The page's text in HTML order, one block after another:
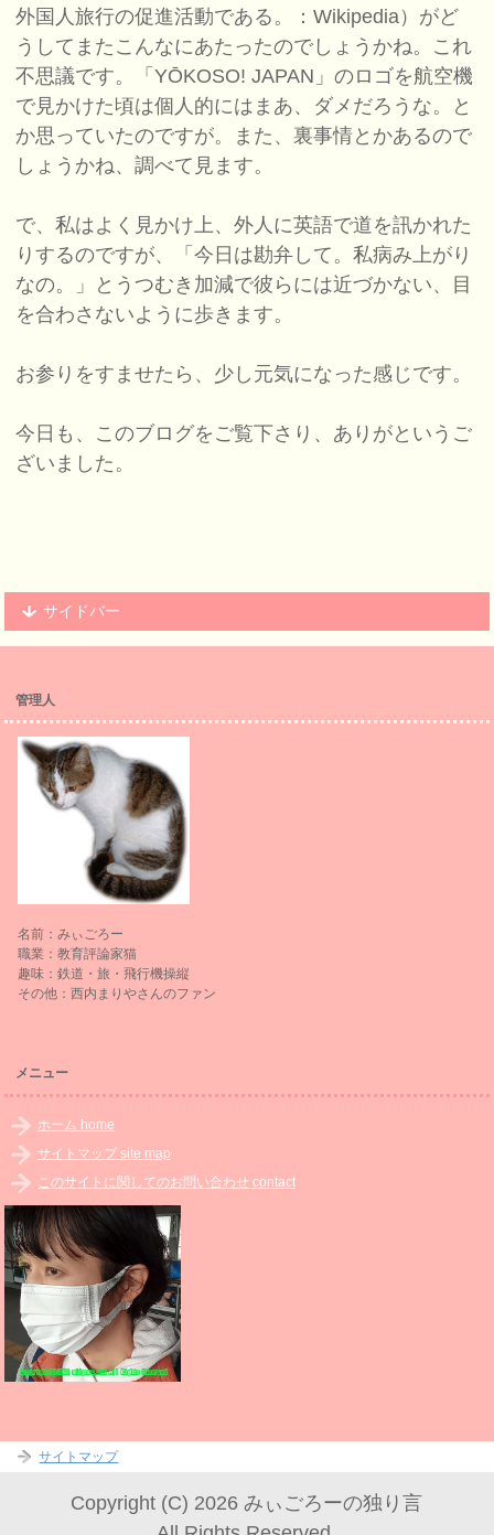
外国人旅行の促進活動である。：Wikipedia）がど
うしてまたこんなにあたったのでしょうかね。これ
不思議です。「YŌKOSO! JAPAN」のロゴを航空機
で見かけた頃は個人的にはまあ、ダメだろうな。と
か思っていたのですが。また、裏事情とかあるので
しょうかね、調べて見ます。
で、私はよく見かけ上、外人に英語で道を訊かれた
りするのですが、「今日は勘弁して。私病み上がり
なの。」とうつむき加減で彼らには近づかない、目
を合わさないように歩きます。
お参りをすませたら、少し元気になった感じです。
今日も、このブログをご覧下さり、ありがというご
ざいました。
サイドバー
管理人
名前：みぃごろー
職業：教育評論家猫
趣味：鉄道・旅・飛行機操縦
その他：西内まりやさんのファン
メニュー
ホーム home
サイトマップ site map
このサイトに関してのお問い合わせ contact
サイトマップ
Copyright (C) 2026 みぃごろーの独り言